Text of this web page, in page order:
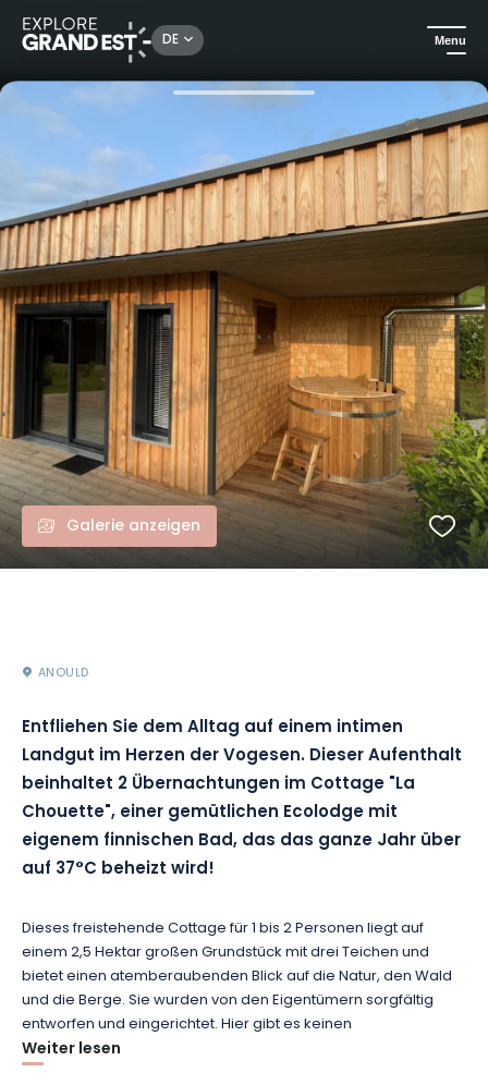
DE Menu
Sehenswertes in der Region Grand Est Entspannungsurlaub in der Natur für Paare mit privatem Spa bei Nature Cottage Vosges
Galerie anzeigen
ANOULD
Entfliehen Sie dem Alltag auf einem intimen
Landgut im Herzen der Vogesen. Dieser Aufenthalt
beinhaltet 2 Übernachtungen im Cottage "La
Chouette", einer gemütlichen Ecolodge mit
eigenem finnischen Bad, das das ganze Jahr über
auf 37°C beheizt wird!
Dieses freistehende Cottage für 1 bis 2 Personen liegt auf
einem 2,5 Hektar großen Grundstück mit drei Teichen und
bietet einen atemberaubenden Blick auf die Natur, den Wald
und die Berge. Sie wurden von den Eigentümern sorgfältig
entworfen und eingerichtet. Hier gibt es keinen
Schlüsselkasten: Der Empfang ist persönlich, um Sie von Ihrer
Ankunft an zu führen.
Weiter lesen